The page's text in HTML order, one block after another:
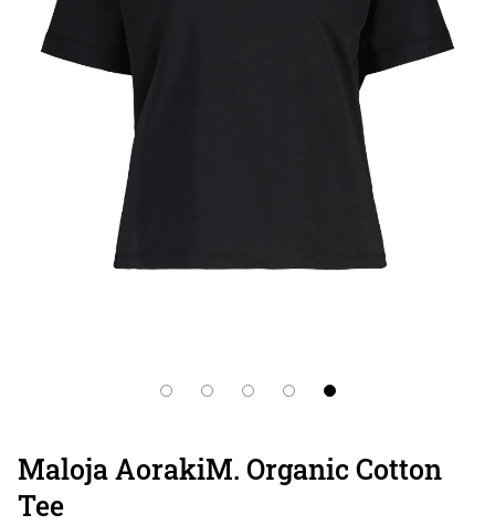
Maloja AorakiM. Organic Cotton
Tee